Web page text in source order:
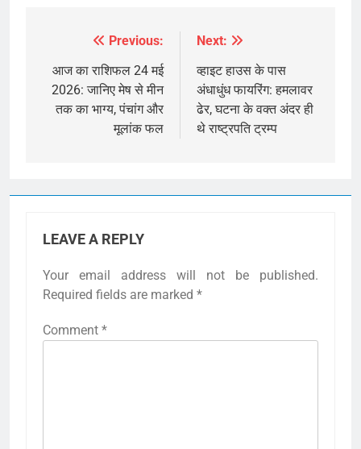
navigation
Previous:
आज का राशिफल 24 मई
2026: जानिए मेष से मीन
तक का भाग्य, पंचांग और
मूलांक फल
Next:
व्हाइट हाउस के पास
अंधाधुंध फायरिंग: हमलावर
ढेर, घटना के वक्त अंदर ही
थे राष्ट्रपति ट्रम्प
LEAVE A REPLY
Your email address will not be published.
Required fields are marked *
Comment *